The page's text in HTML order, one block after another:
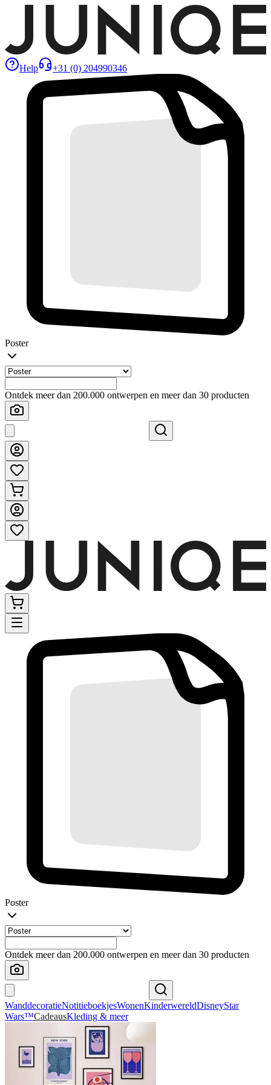
Help +31 (0) 204990346
Poster
Ontdek meer dan 200.000 ontwerpen en meer dan 30 producten
Poster
Ontdek meer dan 200.000 ontwerpen en meer dan 30 producten
WanddecoratieNotitieboekjesWonenKinderwereldDisneyStar
Wars™CadeausKleding & meer